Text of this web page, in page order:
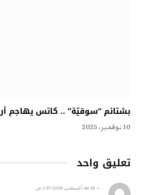
بشتائم “سوقيّة” .. كاتس يهاجم
10 نوفمبر، 2025
تعليق واحد
- 18 أغسطس، 2018 1:37 ص